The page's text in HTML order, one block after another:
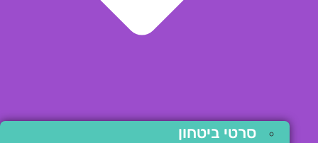
סרטי ביטחון